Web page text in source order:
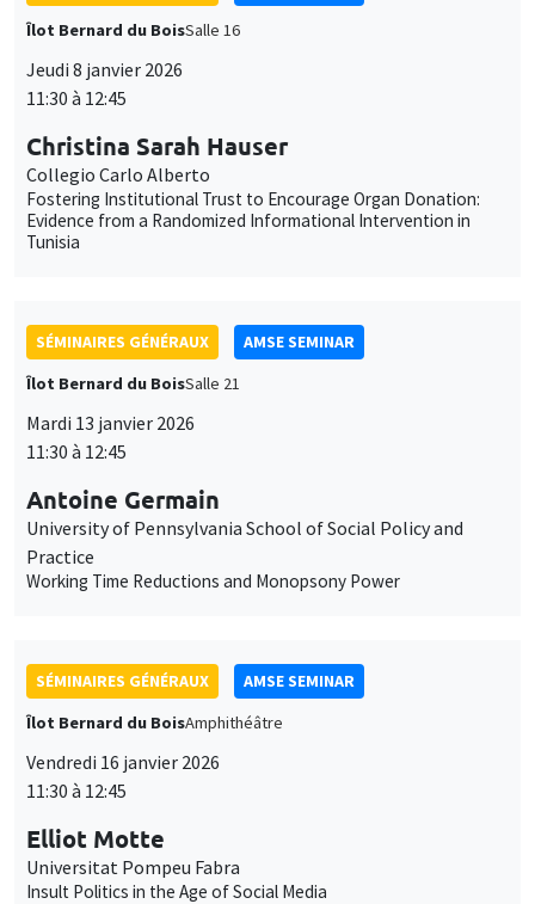
Îlot Bernard du BoisSalle 16
Jeudi 8 janvier 2026
11:30 à 12:45
Christina Sarah Hauser
Collegio Carlo Alberto
Fostering Institutional Trust to Encourage Organ Donation:
Evidence from a Randomized Informational Intervention in
Tunisia
SÉMINAIRES GÉNÉRAUX
AMSE SEMINAR
Îlot Bernard du BoisSalle 21
Mardi 13 janvier 2026
11:30 à 12:45
Antoine Germain
University of Pennsylvania School of Social Policy and
Practice
Working Time Reductions and Monopsony Power
SÉMINAIRES GÉNÉRAUX
AMSE SEMINAR
Îlot Bernard du BoisAmphithéâtre
Vendredi 16 janvier 2026
11:30 à 12:45
Elliot Motte
Universitat Pompeu Fabra
Insult Politics in the Age of Social Media